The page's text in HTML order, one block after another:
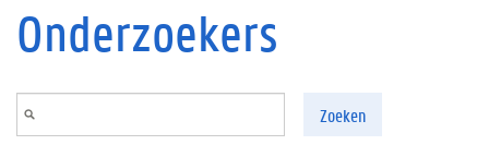
Onderzoekers
Zoeken